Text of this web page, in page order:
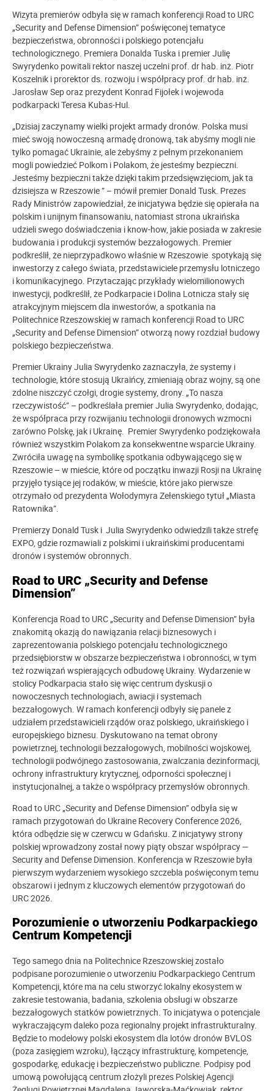
Wizyta premierów odbyła się w ramach konferencji Road to URC
„Security and Defense Dimension” poświęconej tematyce
bezpieczeństwa, obronności i polskiego potencjału
technologicznego. Premiera Donalda Tuska i premier Julię
Swyrydenko powitali rektor naszej uczelni prof. dr hab. inż. Piotr
Koszelnik i prorektor ds. rozwoju i współpracy prof. dr hab. inż.
Jarosław Sep oraz prezydent Konrad Fijołek i wojewoda
podkarpacki Teresa Kubas-Hul.
„Dzisiaj zaczynamy wielki projekt armady dronów. Polska musi
mieć swoją nowoczesną armadę dronową, tak abyśmy mogli nie
tylko pomagać Ukrainie, ale żebyśmy z pełnym przekonaniem
mogli powiedzieć Polkom i Polakom, że jesteśmy bezpieczni.
Jesteśmy bezpiecznitakżedzięki takim przedsięwzięciom, jak ta
dzisiejsza w Rzeszowie ” – mówił premier Donald Tusk. Prezes
Rady Ministrów zapowiedział, że inicjatywa będzie się opierała na
polskim i unijnym finansowaniu, natomiast strona ukraińska
udzieli swego doświadczenia i know-how, jakie posiada w zakresie
budowania i produkcji systemów bezzałogowych. Premier
podkreślił, że nieprzypadkowo właśniew Rzeszowie spotykają się
inwestorzy z całego świata, przedstawiciele przemysłu lotniczego
i komunikacyjnego. Przytaczając przykłady wielomilionowych
inwestycji, podkreślił, że Podkarpacie i Dolina Lotnicza stały się
atrakcyjnym miejscem dla inwestorów, a spotkania na
Politechnice Rzeszowskiej w ramach konferencji Road to URC
„Security and Defense Dimension” otworzą nowy rozdział budowy
polskiego bezpieczeństwa.
Premier Ukrainy Julia Swyrydenko zaznaczyła, że systemy i
technologie, które stosują Ukraińcy, zmieniają obraz wojny, są one
zdolne niszczyć czołgi, drogie systemy, drony. „To nasza
rzeczywistość” – podkreślała premier Julia Swyrydenko, dodając,
że współpraca przy rozwijaniu technologii dronowych wzmocni
zarówno Polskę, jak i Ukrainę. Premier Swyrydenko podziękowała
również wszystkim Polakom za konsekwentne wsparcie Ukrainy.
Zwróciła uwagę na symbolikę spotkania odbywającego się w
Rzeszowie – w mieście, które od początku inwazji Rosji na Ukrainę
przyjęło tysiące jej rodaków, w mieście, które jako pierwsze
otrzymało od prezydenta Wołodymyra Zełenskiego tytuł „Miasta
Ratownika”.
Premierzy Donald Tusk i Julia Swyrydenko odwiedzili także strefę
EXPO, gdzie rozmawiali z polskimi i ukraińskimi producentami
dronów i systemów obronnych.
Road to URC „Security and Defense
Dimension”
Konferencja Road to URC „Security and Defense Dimension” była
znakomitą okazją do nawiązania relacji biznesowych i
zaprezentowania polskiego potencjału technologicznego
przedsiębiorstw w obszarze bezpieczeństwa i obronności, w tym
też rozwiązań wspierających odbudowę Ukrainy. Wydarzenie w
stolicy Podkarpacia stało się więc centrum dyskusji o
nowoczesnych technologiach, awiacji i systemach
bezzałogowych. W ramach konferencji odbyły się panele z
udziałem przedstawicieli rządów oraz polskiego, ukraińskiego i
europejskiego biznesu. Dyskutowano na temat obrony
powietrznej, technologii bezzałogowych, mobilności wojskowej,
technologii podwójnego zastosowania, zwalczania dezinformacji,
ochrony infrastruktury krytycznej, odporności społecznej i
instytucjonalnej, a także o współpracy przemysłów obronnych.
Road to URC „Security and Defense Dimension” odbyła się w
ramach przygotowań do Ukraine Recovery Conference 2026,
która odbędzie się w czerwcu w Gdańsku. Z inicjatywy strony
polskiej wprowadzony został nowy piąty obszar współpracy —
Security and Defense Dimension. Konferencja w Rzeszowie była
pierwszym wydarzeniem wysokiego szczebla poświęconym temu
obszarowi i jednym z kluczowych elementów przygotowań do
URC 2026.
Porozumienie o utworzeniu Podkarpackiego
Centrum Kompetencji
Tego samego dnia na Politechnice Rzeszowskiej zostało
podpisane porozumienie o utworzeniu Podkarpackiego Centrum
Kompetencji, które ma na celu stworzyć lokalny ekosystem w
zakresie testowania, badania, szkolenia obsługi w obszarze
bezzałogowych statków powietrznych. To inicjatywa o potencjale
wykraczającym daleko poza regionalny projekt infrastrukturalny.
Będzie to modelowy polski ekosystem dla lotów dronów BVLOS
(poza zasięgiem wzroku), łączący infrastrukturę, kompetencje,
gospodarkę, edukację i bezpieczeństwo publiczne. Podpisy pod
umową powołującą centrum złożyli prezes Polskiej Agencji